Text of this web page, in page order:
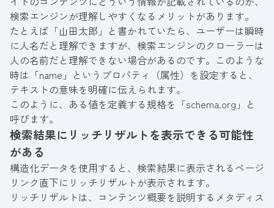
検索エンジンが理解しやすくなるメリットがあります。
たとえば「山田太郎」と書かれていたら、ユーザーは瞬時
に人名だと理解できますが、検索エンジンのクローラーは
人の名前だと理解できない場合があるのです。このような
時は「name」というプロパティ（属性）を設定すると、
テキストの意味を明確に伝えられます。
このように、ある値を定義する規格を「schema.org」と
呼びます。
検索結果にリッチリザルトを表示できる可能性
がある
構造化データを使用すると、検索結果に表示されるページ
リンク直下にリッチリザルトが表示されます。
リッチリザルトは、コンテンツ概要を説明するメタディス